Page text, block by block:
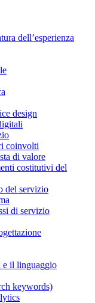
dell’esperienza
design
coinvolti
di valore
costitutivi del
del servizio
di servizio
e il linguaggio
keywords)